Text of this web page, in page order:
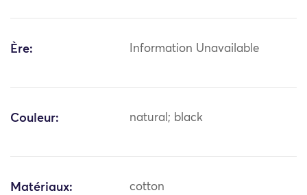
Ère: Information Unavailable
Couleur: natural; black
Matériaux: cotton